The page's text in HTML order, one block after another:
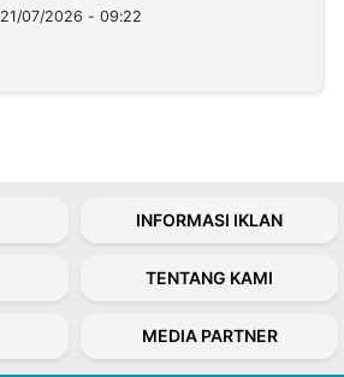
21/07/2026 - 09:22
INFORMASI IKLAN
TENTANG KAMI
MEDIA PARTNER